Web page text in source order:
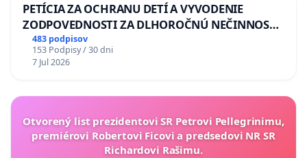
PETÍCIA ZA OCHRANU DETÍ A VYVODENIE
ZODPOVEDNOSTI ZA DLHOROČNÚ NEČINNOSŤ
A ZLYHANIE ŠTÁTU
483 podpisov
153 Podpisy / 30 dni
7 Jul 2026
Otvorený list prezidentovi SR Petrovi Pellegrinimu,
premiérovi Robertovi Ficovi a predsedovi NR SR
Richardovi Rašimu.